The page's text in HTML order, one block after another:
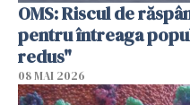
OMS: Riscul de
pentru întreaga
redus"
08 MAI 2026